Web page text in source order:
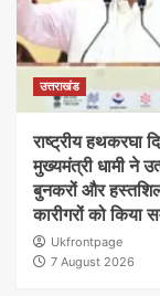
उत्तराखंड
राष्ट्रीय हथकरघा
मुख्यमंत्री धामी ने
बुनकरों और
कारीगरों को किया
Ukfrontpage
7 August 2026